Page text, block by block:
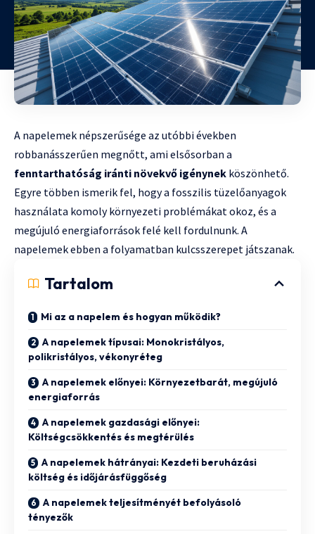
A napelemek népszerűsége az utóbbi években
robbanásszerűen megnőtt, ami elsősorban a
fenntarthatóság iránti növekvő igénynek köszönhető.
Egyre többen ismerik fel, hogy a fosszilis tüzelőanyagok
használata komoly környezeti problémákat okoz, és a
megújuló energiaforrások felé kell fordulnunk. A
napelemek ebben a folyamatban kulcsszerepet játszanak.
Tartalom
Mi az a napelem és hogyan működik?
A napelemek típusai: Monokristályos,
polikristályos, vékonyréteg
A napelemek előnyei: Környezetbarát, megújuló
energiaforrás
A napelemek gazdasági előnyei:
Költségcsökkentés és megtérülés
A napelemek hátrányai: Kezdeti beruházási
költség és időjárásfüggőség
A napelemek teljesítményét befolyásoló
tényezők